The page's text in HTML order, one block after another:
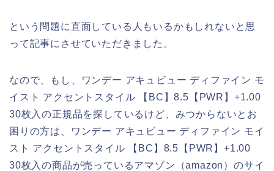
という問題に直面している人もいるかもしれないと思
って記事にさせていただきました。
なので、もし、ワンデー アキュビュー ディファイン モ
イスト アクセントスタイル 【BC】8.5【PWR】+1.00
30枚入の正規品を探しているけど、みつからないとお
困りの方は、ワンデー アキュビュー ディファイン モイ
スト アクセントスタイル 【BC】8.5【PWR】+1.00
30枚入の商品が売っているアマゾン（amazon）のサイ